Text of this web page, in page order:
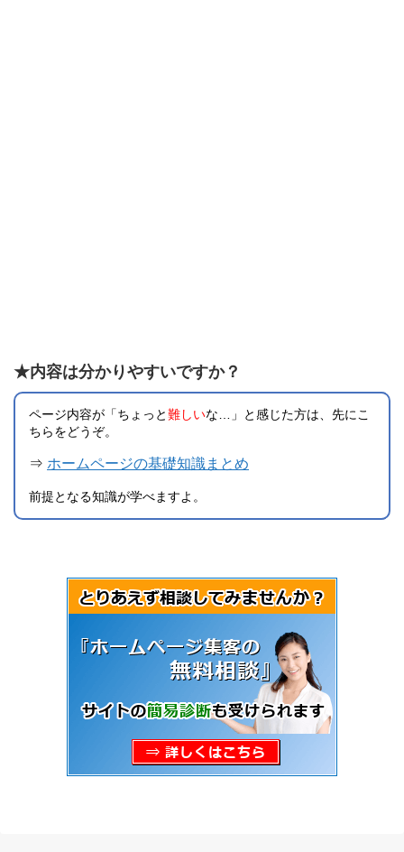
★内容は分かりやすいですか？
ページ内容が「ちょっと難しいな…」と感じた方は、先にこ
ちらをどうぞ。
⇒ ホームページの基礎知識まとめ
前提となる知識が学べますよ。